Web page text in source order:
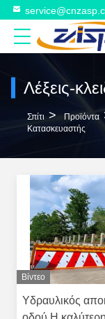
Σπίτι > Προϊόντα
Κατασκευαστής
Βίντεο
Υδραυλικός